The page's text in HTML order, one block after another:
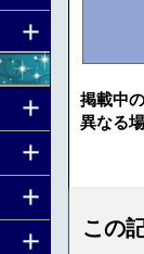
掲載中
異なる
この